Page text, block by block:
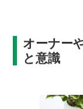
オーナー
と意識